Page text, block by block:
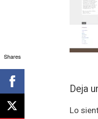
Deja
Lo
Shares